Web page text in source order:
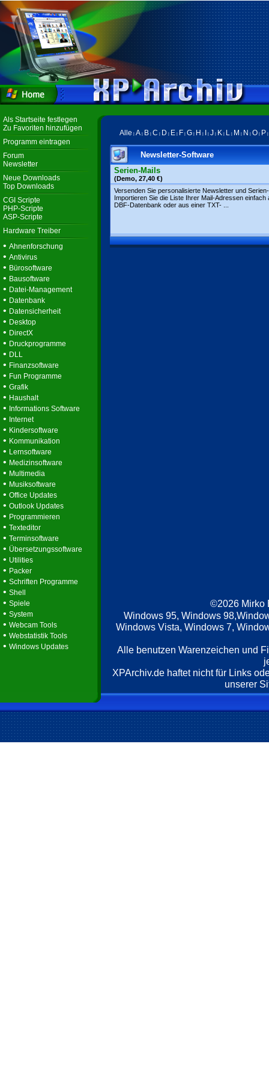
Als Startseite festlegen
Zu Favoriten hinzufügen
Programm eintragen
Forum
Newsletter
Neue Downloads
Top Downloads
CGI Scripte
PHP-Scripte
ASP-Scripte
Hardware Treiber
• Ahnenforschung
• Antivirus
• Bürosoftware
• Bausoftware
• Datei-Management
• Datenbank
• Datensicherheit
• Desktop
• DirectX
• Druckprogramme
• DLL
• Finanzsoftware
• Fun Programme
• Grafik
• Haushalt
• Informations Software
• Internet
• Kindersoftware
• Kommunikation
• Lernsoftware
• Medizinsoftware
• Multimedia
• Musiksoftware
• Office Updates
• Outlook Updates
• Programmieren
• Texteditor
• Terminsoftware
• Übersetzungssoftware
• Utilities
• Packer
• Schriften Programme
• Shell
• Spiele
• System
• Webcam Tools
• Webstatistik Tools
• Windows Updates
Alle A B C D E F G H J K L M N O P
Newsletter-Software
Serien-Mails
(Demo, 27,40 €)
Versenden Sie personalisierte Newsletter und
Importieren Sie die Liste Ihrer Mail-Adressen einfach
DBF-Datenbank oder aus einer TXT- ...
©2026 Mirko
Windows 95, Windows
Windows Vista, Windows 7,
Alle benutzen Warenzeichen und
XPArchiv.de haftet nicht für Links
unserer